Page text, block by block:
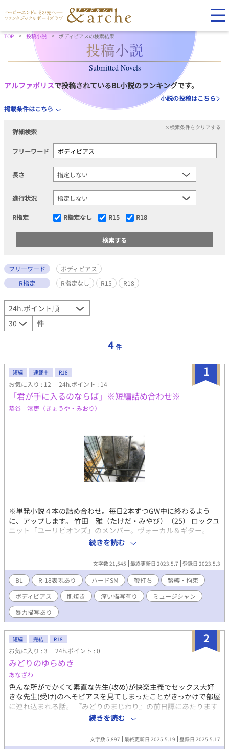
TOP 投稿小説 ボディピアスの検索結果
Submitted Novels
アルファポリスで投稿されているBL小説のランキングです。
小説の投稿はこちら
掲載条件はこちら
詳細検索
×検索条件をクリアする
フリーワード
長さ
進行状況
R指定 R指定なし R15 R18
フリーワード
ボディピアス
R指定
R指定なし R15 R18
件
4 件
1
短編 連載中 R18
お気に入り : 12 24h.ポイント : 14
「君が手に入るのならば」※短編詰め合わせ※
恭谷 澪吏（きょうや・みおり）
※単発小説４本の詰め合わせ。毎日2本ずつGW中に終わるよう
に、アップします。 竹田 雅（たけだ・みやび）（25） ロックユ
ニット「ユーリピオンズ」のメンバー。ヴォーカル＆ギター。
駄々洩れセクシーなミュージシャン。人気も高い。 攻め（S）に
ユニット参加の条件として、自分の身体を提供する。 ハードなエ
ス嗜好の攻めにひどい目に合わされているけれど、次第にその快
楽に目覚めていく。 藤原 隆平（ふじわら・りゅうへい）（27）
「ユーリピオンズ」のメンバー。ウッドベース＆ベース。地味系
男子。常に中折れ帽を被っている。 スタジオミュージシャンをし
ていたが、その類稀なるスキルに竹田が惚れ、熱心に口説いて
「ユーリピオンズ」に加入。 条件として竹田の身体を好きにさせ
るという無茶を言い、竹田がそれを飲んだ。 好きなプレイ→鞭打
ドクラッシュ、踏みつけ
続きを読む
文字数 21,545 最終更新日 2023.5.7 登録日 2023.5.3
BL R-18表現あり ハードSM 鞭打ち
緊縛・拘束
ボディピアス
肌焼き 痛い描写有り
ミュージシャン
暴力描写あり
2
短編 完結 R18
お気に入り : 3 24h.ポイント : 0
みどりのゆらめき
あなざわ
色んな所がでかくて素直な先生(攻め)が快楽主義でセックス大好
きな先生(受け)のへそピアスを見てしまったことがきっかけで部屋
に連れ込まれる話。 『みどりのまじわり』の前日譚にあたります
が、読まなくても支障ありません。相変わらずゴムは出ません。
続きを読む
文字数 5,897 最終更新日 2025.5.19 登録日 2025.5.17